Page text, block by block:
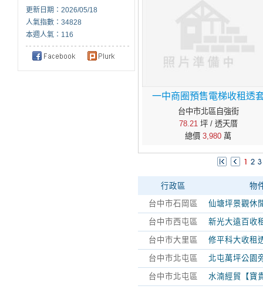
更新日期：2026/05/18
人氣指數：34828
本週人氣：116
一中商圈預售電梯收租透
台中市北區自強街
78.21 坪 / 透天厝
總價 3,980 萬
行政區
物
台中市石岡區
仙塘坪景觀休
台中市西屯區 新光大遠百收
台中市大里區 修平科大收租
台中市北屯區 北屯萬坪公園
台中市北屯區 水湳經貿【寶